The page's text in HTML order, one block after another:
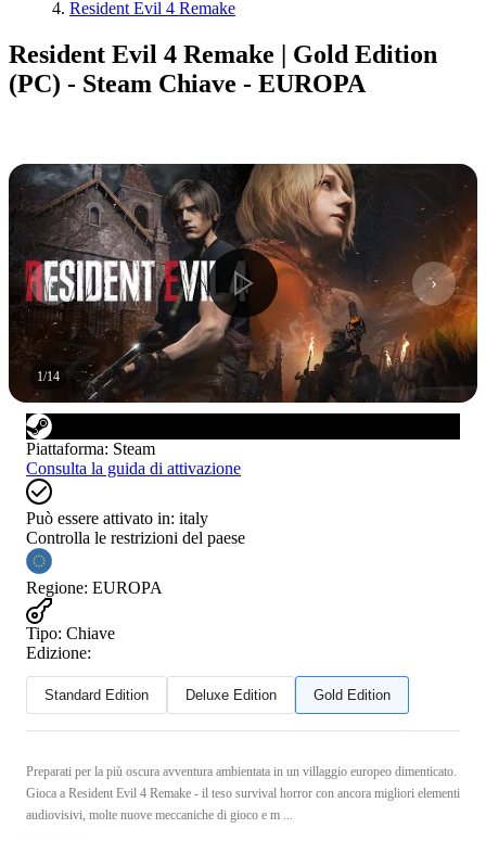
Resident Evil 4 Remake
Resident Evil 4 Remake | Gold Edition
(PC) - Steam Chiave - EUROPA
1/14
Piattaforma: Steam
Consulta la guida di attivazione
Può essere attivato in: italy
Controlla le restrizioni del paese
Regione: EUROPA
Tipo: Chiave
Edizione:
Standard Edition Deluxe Edition Gold Edition
Preparati per la più oscura avventura ambientata in un villaggio europeo dimenticato.
Gioca a Resident Evil 4 Remake - il teso survival horror con ancora migliori elementi
audiovisivi, molte nuove meccaniche di gioco e m ...